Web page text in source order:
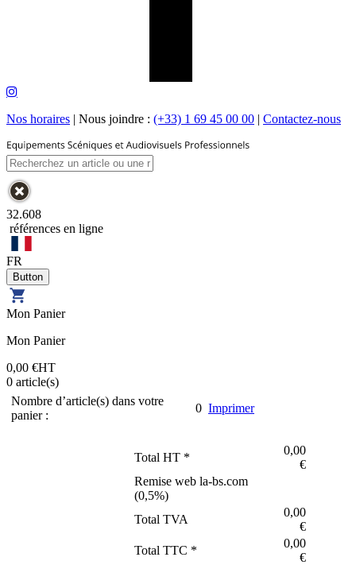
Nos horaires | Nous joindre : (+33) 1 69 45 00 00 | Contactez-nous
32.608
références en ligne
FR
Mon Panier
Mon Panier
0,00 €HT
0 article(s)
Nombre d’article(s) dans votre
panier :
0 Imprimer
Total HT *
0,00
€
Remise web la-bs.com
(0,5%)
Total TVA
0,00
€
Total TTC *
0,00
€